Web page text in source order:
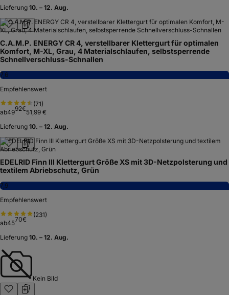
Lieferung 10. – 12. Aug.
C.A.M.P. ENERGY CR 4, verstellbarer Klettergurt für optimalen
Komfort, M-XL, Grau, 4 Materialschlaufen, selbstsperrende
Schnellverschluss-Schnallen
7,6
Empfehlenswert
(71)
ab4992€51,99 €
Lieferung 10. – 12. Aug.
EDELRID Finn III Klettergurt Größe XS mit 3D-Netzpolsterung und
textilem Abriebschutz, Grün
7,9
Empfehlenswert
(231)
ab4570€
Lieferung 10. – 12. Aug.
Kein Bild